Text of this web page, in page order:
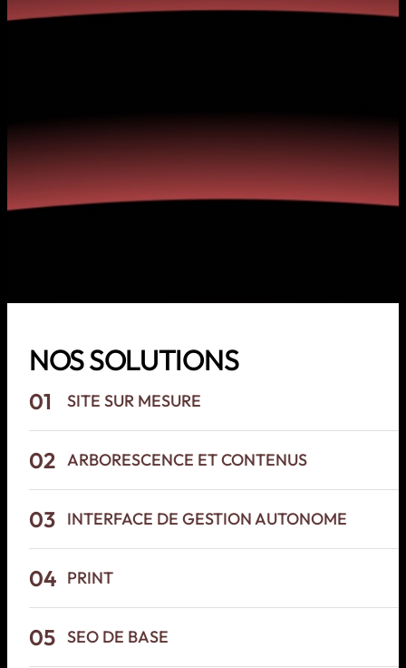
NOS SOLUTIONS
01 SITE SUR MESURE
02 ARBORESCENCE ET CONTENUS
03 INTERFACE DE GESTION AUTONOME
04 PRINT
05 SEO DE BASE